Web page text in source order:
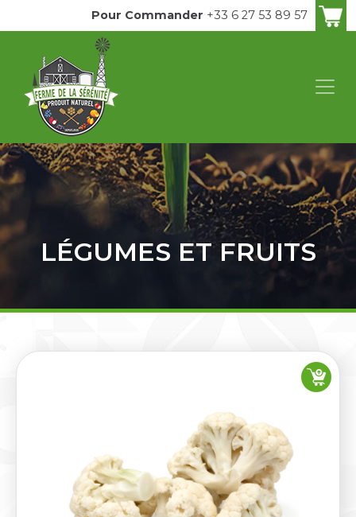
Pour Commander +33 6 27 53 89 57
LÉGUMES ET FRUITS